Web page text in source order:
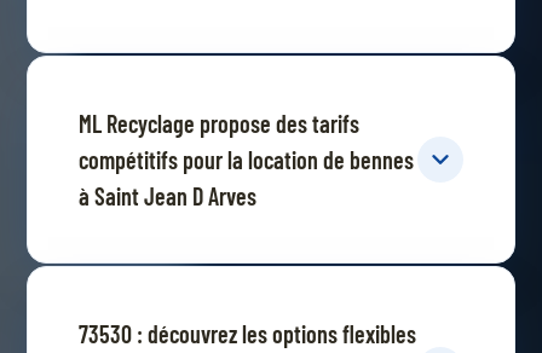
ML Recyclage propose des tarifs
compétitifs pour la location de bennes
à Saint Jean D Arves
73530 : découvrez les options flexibles